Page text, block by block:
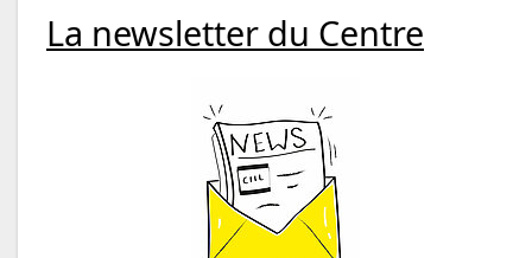
La newsletter du Centre